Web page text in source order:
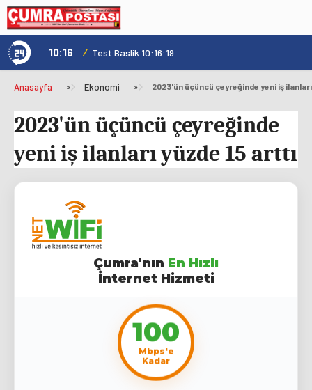
10:16 / Test Baslik 10:16:19
Anasayfa » Ekonomi » 2023'ün üçüncü çeyreğinde yeni iş
2023'ün üçüncü çeyreğinde
yeni iş ilanları yüzde 15 arttı
Çumra'nın En Hızlı
İnternet Hizmeti
100
Mbps'e
Kadar